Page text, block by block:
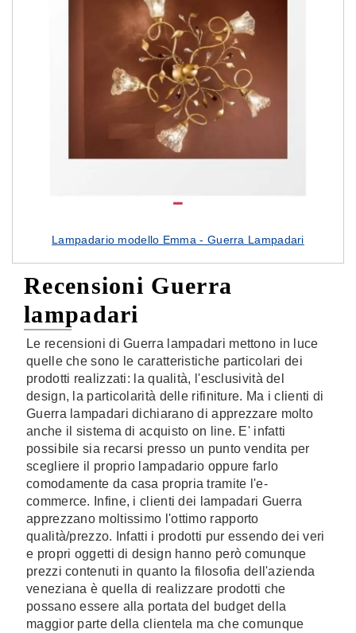
Lampadario modello Emma - Guerra Lampadari
Recensioni Guerra
lampadari
Le recensioni di Guerra lampadari mettono in luce
quelle che sono le caratteristiche particolari dei
prodotti realizzati: la qualità, l'esclusività del
design, la particolarità delle rifiniture. Ma i clienti di
Guerra lampadari dichiarano di apprezzare molto
anche il sistema di acquisto on line. E' infatti
possibile sia recarsi presso un punto vendita per
scegliere il proprio lampadario oppure farlo
comodamente da casa propria tramite l'e-
commerce. Infine, i clienti dei lampadari Guerra
apprezzano moltissimo l'ottimo rapporto
qualità/prezzo. Infatti i prodotti pur essendo dei veri
e propri oggetti di design hanno però comunque
prezzi contenuti in quanto la filosofia dell'azienda
veneziana è quella di realizzare prodotti che
possano essere alla portata del budget della
maggior parte della clientela ma che comunque